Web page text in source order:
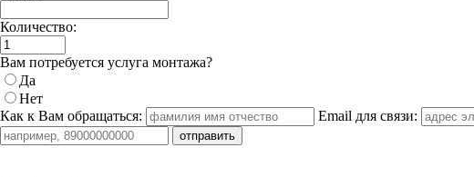
Количество:
Вам потребуется услуга монтажа?
Да
Нет
Как к Вам обращаться:
Email для связи: